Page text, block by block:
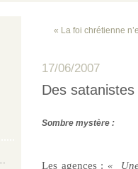
« La foi chrétienne
17/06/2007
Des
Sombre mystère :
Les agences : «